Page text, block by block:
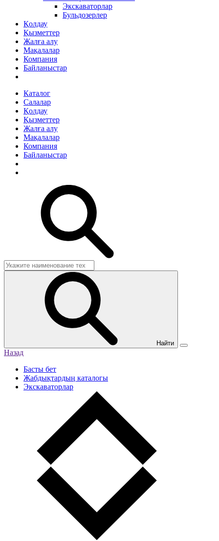
Экскаваторлар
Бульдозерлер
Қолдау
Қызметтер
Жалға алу
Мақалалар
Компания
Байланыстар
Каталог
Салалар
Қолдау
Қызметтер
Жалға алу
Мақалалар
Компания
Байланыстар
Найти
Назад
Басты бет
Жабдықтардың каталогы
Экскаваторлар